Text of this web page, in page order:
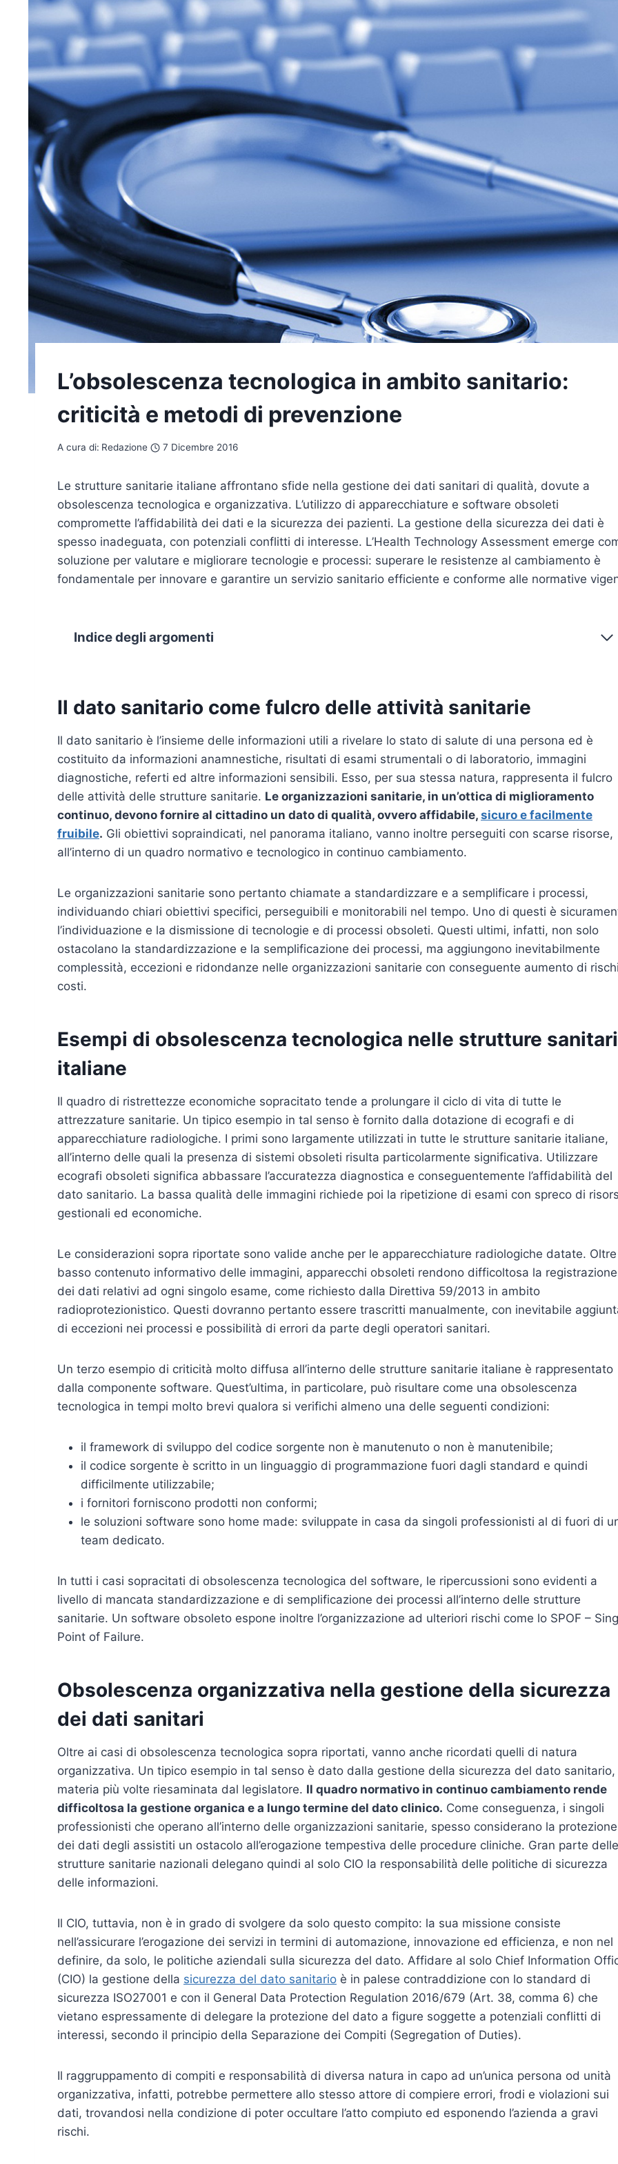
L’obsolescenza tecnologica in ambito sanitario:
criticità e metodi di prevenzione
A cura di: Redazione 7 Dicembre 2016
Le strutture sanitarie italiane affrontano sfide nella gestione dei dati sanitari di qualità, dovute a
obsolescenza tecnologica e organizzativa. L’utilizzo di apparecchiature e software obsoleti
compromette l’affidabilità dei dati e la sicurezza dei pazienti. La gestione della sicurezza dei dati è
spesso inadeguata, con potenziali conflitti di interesse. L’Health Technology Assessment emerge
soluzione per valutare e migliorare tecnologie e processi: superare le resistenze al cambiamento è
fondamentale per innovare e garantire un servizio sanitario efficiente e conforme alle normative
Indice degli argomenti
Il dato sanitario come fulcro delle attività sanitarie
Il dato sanitario è l’insieme delle informazioni utili a rivelare lo stato di salute di una persona ed è
costituito da informazioni anamnestiche, risultati di esami strumentali o di laboratorio, immagini
diagnostiche, referti ed altre informazioni sensibili. Esso, per sua stessa natura, rappresenta il fulcro
delle attività delle strutture sanitarie. Le organizzazioni sanitarie, in un’ottica di miglioramento
continuo, devono fornire al cittadino un dato di qualità, ovvero affidabile, sicuro e facilmente
fruibile. Gli obiettivi sopraindicati, nel panorama italiano, vanno inoltre perseguiti con scarse risorse,
all’interno di un quadro normativo e tecnologico in continuo cambiamento.
Le organizzazioni sanitarie sono pertanto chiamate a standardizzare e a semplificare i processi,
individuando chiari obiettivi specifici, perseguibili e monitorabili nel tempo. Uno di questi è
l’individuazione e la dismissione di tecnologie e di processi obsoleti. Questi ultimi, infatti, non solo
ostacolano la standardizzazione e la semplificazione dei processi, ma aggiungono inevitabilmente
complessità, eccezioni e ridondanze nelle organizzazioni sanitarie con conseguente aumento di
costi.
Esempi di obsolescenza tecnologica nelle strutture
italiane
Il quadro di ristrettezze economiche sopracitato tende a prolungare il ciclo di vita di tutte le
attrezzature sanitarie. Un tipico esempio in tal senso è fornito dalla dotazione di ecografi e di
apparecchiature radiologiche. I primi sono largamente utilizzati in tutte le strutture sanitarie italiane,
all’interno delle quali la presenza di sistemi obsoleti risulta particolarmente significativa. Utilizzare
ecografi obsoleti significa abbassare l’accuratezza diagnostica e conseguentemente l’affidabilità del
dato sanitario. La bassa qualità delle immagini richiede poi la ripetizione di esami con spreco di
gestionali ed economiche.
Le considerazioni sopra riportate sono valide anche per le apparecchiature radiologiche datate.
basso contenuto informativo delle immagini, apparecchi obsoleti rendono difficoltosa la registrazione
dei dati relativi ad ogni singolo esame, come richiesto dalla Direttiva 59/2013 in ambito
radioprotezionistico. Questi dovranno pertanto essere trascritti manualmente, con inevitabile
di eccezioni nei processi e possibilità di errori da parte degli operatori sanitari.
Un terzo esempio di criticità molto diffusa all’interno delle strutture sanitarie italiane è rappresentato
dalla componente software. Quest’ultima, in particolare, può risultare come una obsolescenza
tecnologica in tempi molto brevi qualora si verifichi almeno una delle seguenti condizioni:
il framework di sviluppo del codice sorgente non è manutenuto o non è manutenibile;
il codice sorgente è scritto in un linguaggio di programmazione fuori dagli standard e quindi
difficilmente utilizzabile;
i fornitori forniscono prodotti non conformi;
le soluzioni software sono home made: sviluppate in casa da singoli professionisti al di fuori di
team dedicato.
In tutti i casi sopracitati di obsolescenza tecnologica del software, le ripercussioni sono evidenti a
livello di mancata standardizzazione e di semplificazione dei processi all’interno delle strutture
sanitarie. Un software obsoleto espone inoltre l’organizzazione ad ulteriori rischi come lo SPOF –
Point of Failure.
Obsolescenza organizzativa nella gestione della sicurezza
dei dati sanitari
Oltre ai casi di obsolescenza tecnologica sopra riportati, vanno anche ricordati quelli di natura
organizzativa. Un tipico esempio in tal senso è dato dalla gestione della sicurezza del dato sanitario,
materia più volte riesaminata dal legislatore. Il quadro normativo in continuo cambiamento rende
difficoltosa la gestione organica e a lungo termine del dato clinico. Come conseguenza, i singoli
professionisti che operano all’interno delle organizzazioni sanitarie, spesso considerano la protezione
dei dati degli assistiti un ostacolo all’erogazione tempestiva delle procedure cliniche. Gran parte delle
strutture sanitarie nazionali delegano quindi al solo CIO la responsabilità delle politiche di sicurezza
delle informazioni.
Il CIO, tuttavia, non è in grado di svolgere da solo questo compito: la sua missione consiste
nell’assicurare l’erogazione dei servizi in termini di automazione, innovazione ed efficienza, e non nel
definire, da solo, le politiche aziendali sulla sicurezza del dato. Affidare al solo Chief Information
(CIO) la gestione della sicurezza del dato sanitario è in palese contraddizione con lo standard di
sicurezza ISO27001 e con il General Data Protection Regulation 2016/679 (Art. 38, comma 6) che
vietano espressamente di delegare la protezione del dato a figure soggette a potenziali conflitti di
interessi, secondo il principio della Separazione dei Compiti (Segregation of Duties).
Il raggruppamento di compiti e responsabilità di diversa natura in capo ad un’unica persona od unità
organizzativa, infatti, potrebbe permettere allo stesso attore di compiere errori, frodi e violazioni sui
dati, trovandosi nella condizione di poter occultare l’atto compiuto ed esponendo l’azienda a gravi
rischi.